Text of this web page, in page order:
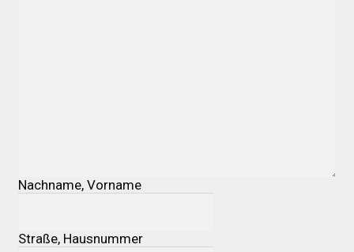
Mein Konto
Allgemeine Geschäftsbedingungen
Nachname, Vorname
Straße, Hausnummer